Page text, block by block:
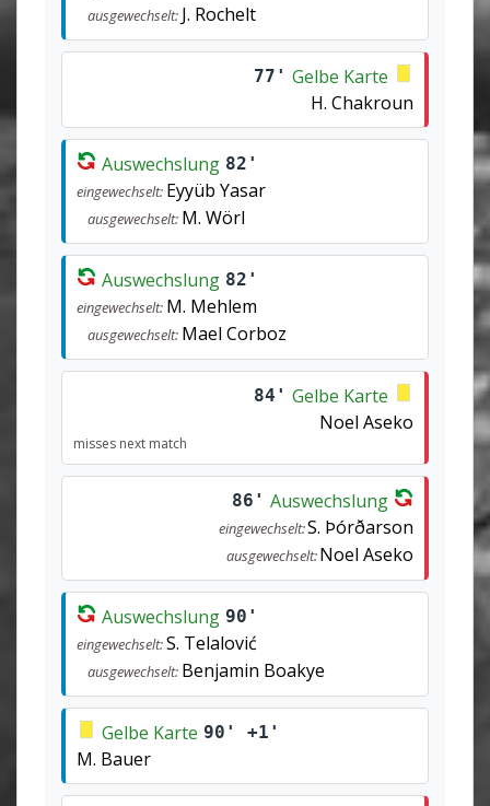
ausgewechselt: J. Rochelt
77' Gelbe Karte
H. Chakroun
Auswechslung 82'
eingewechselt: Eyyüb Yasar
ausgewechselt: M. Wörl
Auswechslung 82'
eingewechselt: M. Mehlem
ausgewechselt: Mael Corboz
84' Gelbe Karte
Noel Aseko
misses next match
86' Auswechslung
eingewechselt:S. Þórðarson
ausgewechselt:Noel Aseko
Auswechslung 90'
eingewechselt:S. Telalović
ausgewechselt: Benjamin Boakye
Gelbe Karte 90' +1'
M. Bauer